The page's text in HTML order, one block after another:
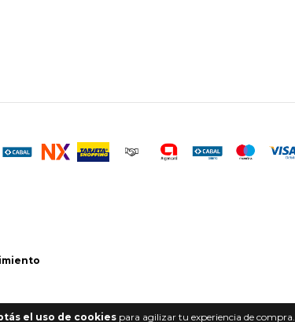
el uso de cookies para agilizar tu experiencia de compra.